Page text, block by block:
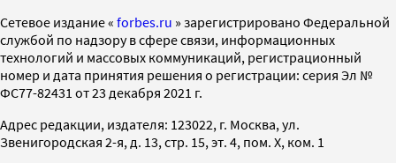
Cетевое издание « forbes.ru » зарегистрировано Федеральной
службой по надзору в сфере связи, информационных
технологий и массовых коммуникаций, регистрационный
номер и дата принятия решения о регистрации: серия Эл №
ФС77-82431 от 23 декабря 2021 г.
Адрес редакции, издателя: 123022, г. Москва, ул.
Звенигородская 2-я, д. 13, стр. 15, эт. 4, пом. X, ком. 1